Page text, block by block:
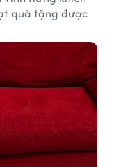
quà tặng được